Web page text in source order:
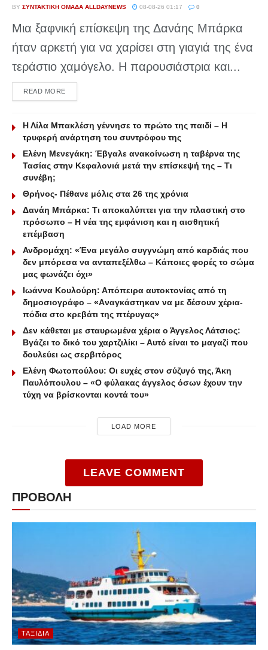
BY ΣΥΝΤΑΚΤΙΚΉ ΟΜΆΔΑ ALLDAYNEWS 08-08-26 01:17 0
Μια ξαφνική επίσκεψη της Δανάης Μπάρκα
ήταν αρκετή για να χαρίσει στη γιαγιά της ένα
τεράστιο χαμόγελο. Η παρουσιάστρια και...
READ MOREDETAILS
Η Λίλα Μπακλέση γέννησε το πρώτο της παιδί – Η
τρυφερή ανάρτηση του συντρόφου της
Ελένη Μενεγάκη: Έβγαλε ανακοίνωση η ταβέρνα της
Τασίας στην Κεφαλονιά μετά την επίσκεψή της – Τι
συνέβη;
Θρήνος- Πέθανε μόλις στα 26 της χρόνια
Δανάη Μπάρκα: Τι αποκαλύπτει για την πλαστική στο
πρόσωπο – Η νέα της εμφάνιση και η αισθητική
επέμβαση
Ανδρομάχη: «Ένα μεγάλο συγγνώμη από καρδιάς που
δεν μπόρεσα να ανταπεξέλθω – Κάποιες φορές το σώμα
μας φωνάζει όχι»
Ιωάννα Κουλούρη: Απόπειρα αυτοκτονίας από τη
δημοσιογράφο – «Aναγκάστηκαν να με δέσουν χέρια-
πόδια στο κρεβάτι της πτέρυγας»
Δεν κάθεται με σταυρωμένα χέρια ο Άγγελος Λάτσιος:
Βγάζει το δικό του χαρτζιλίκι – Αυτό είναι το μαγαζί που
δουλεύει ως σερβιτόρος
Ελένη Φωτοπούλου: Οι ευχές στον σύζυγό της, Άκη
Παυλόπουλου – «Ο φύλακας άγγελος όσων έχουν την
τύχη να βρίσκονται κοντά του»
LOAD MORE
LEAVE COMMENT
ΠΡΟΒΟΛΗ
ΤΑΞΊΔΙΑ